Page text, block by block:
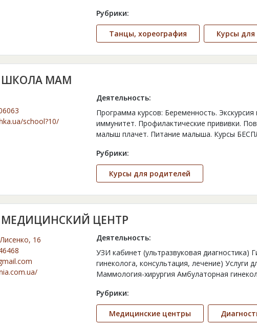
Рубрики:
Танцы, хореография Курсы
МАМ
school?10/
Деятельность:
Программа курсов: Беременность.
иммунитет. Профилактические прививки.
малыш плачет. Питание малыша. Курсы
Рубрики:
Курсы для родителей
МЕДИЦИНСКИЙ ЦЕНТР
16
Деятельность:
УЗИ кабинет (ультразвуковая диагностика)
гинеколога, консультация, лечение) Услуги
Маммология-хирургия Амбулаторная
Рубрики:
Медицинские центры